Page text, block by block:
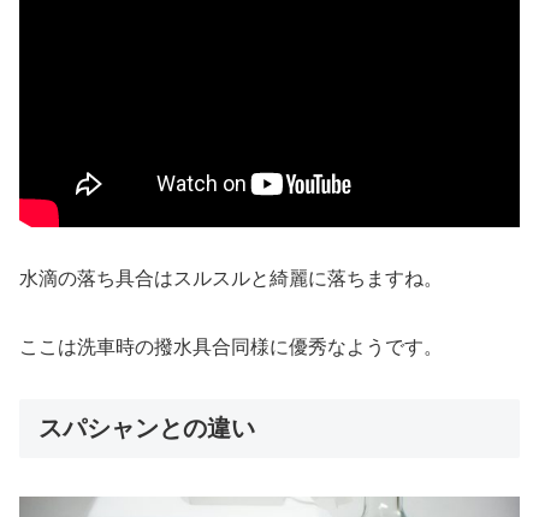
水滴の落ち具合はスルスルと綺麗に落ちますね。
ここは洗車時の撥水具合同様に優秀なようです。
スパシャンとの違い